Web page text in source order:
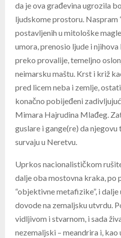
da je ova građevina ugrozila
ljudskome prostoru. Naspram
postavljenih u mitološke
umora, prenosio ljude i
preko provalije, temeljno
neimarsku maštu. Krst i križ
pred licem neba i zemlje,
konačno pobijeđeni
Mimara Hajrudina Mlađeg.
guslare i gange(re) da
survaju u Neretvu.
Uprkos nacionalističkom
dalje oba mostovna kraka, po
“objektivne metafizike”, i
dovode na zemaljsku utvrdu.
vidljivom i stvarnom, i sada
nezemaljski – meandrira i, kao